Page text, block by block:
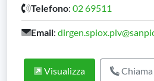
Telefono: 02 69511
Email:
Visualizza Chiama